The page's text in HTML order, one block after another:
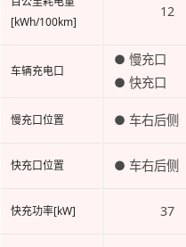
[kWh/100km]
车辆充电口
慢充口位置
快充口位置
快充功率[kW]
12
● 慢充口
● 快充口
● 车右后侧
● 车右后侧
37